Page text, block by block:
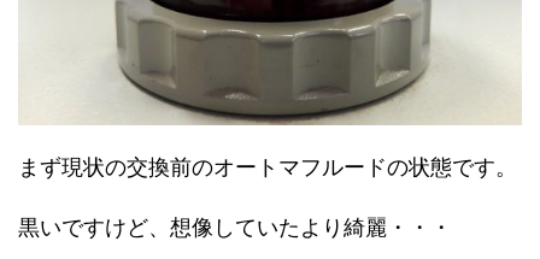
まず現状の交換前のオートマフルードの状態です。
黒いですけど、想像していたより綺麗・・・